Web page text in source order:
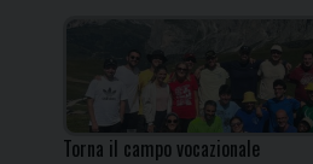
Torna il campo vocazionale